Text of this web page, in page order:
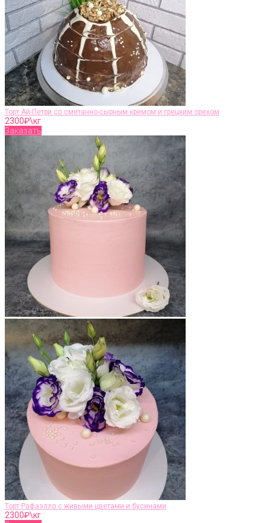
Торт Ай-Петри со сметанно-сырным кремом и грецким орехом
2300₽\кг
Заказать
Торт Рафаэлло с живыми цветами и бусинами
2300₽\кг